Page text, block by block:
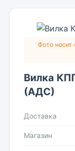
Фото носит
Вилка
(АДС)
Доставка
Магазин